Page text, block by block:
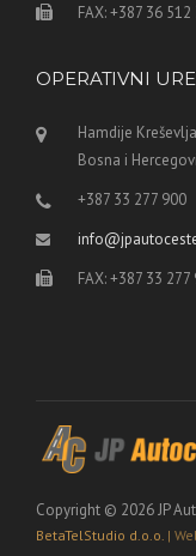
FAX: +387 36 512
OPERATIVNI
Hamdije
Bosna i
+387 33 277 900
FAX: +387 33 277
Copyright © 2026 JP
BetaTelStudio d.o.o. |